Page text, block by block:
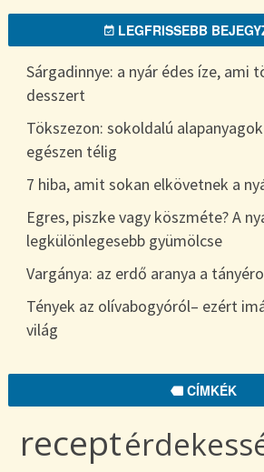
LEGFRISSEBB
Sárgadinnye: a nyár édes íze, ami
desszert
Tökszezon: sokoldalú
egészen télig
7 hiba, amit sokan elkövetnek a
Egres, piszke vagy köszméte? A
legkülönlegesebb gyümölcse
Vargánya: az erdő aranya a
Tények az olívabogyóról– ezért
világ
CÍMKÉK
recept